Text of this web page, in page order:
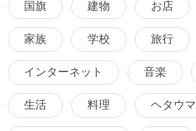
国旗 建物 お店
家族 学校 旅行
インターネット 音楽
生活 料理 ヘタウマ